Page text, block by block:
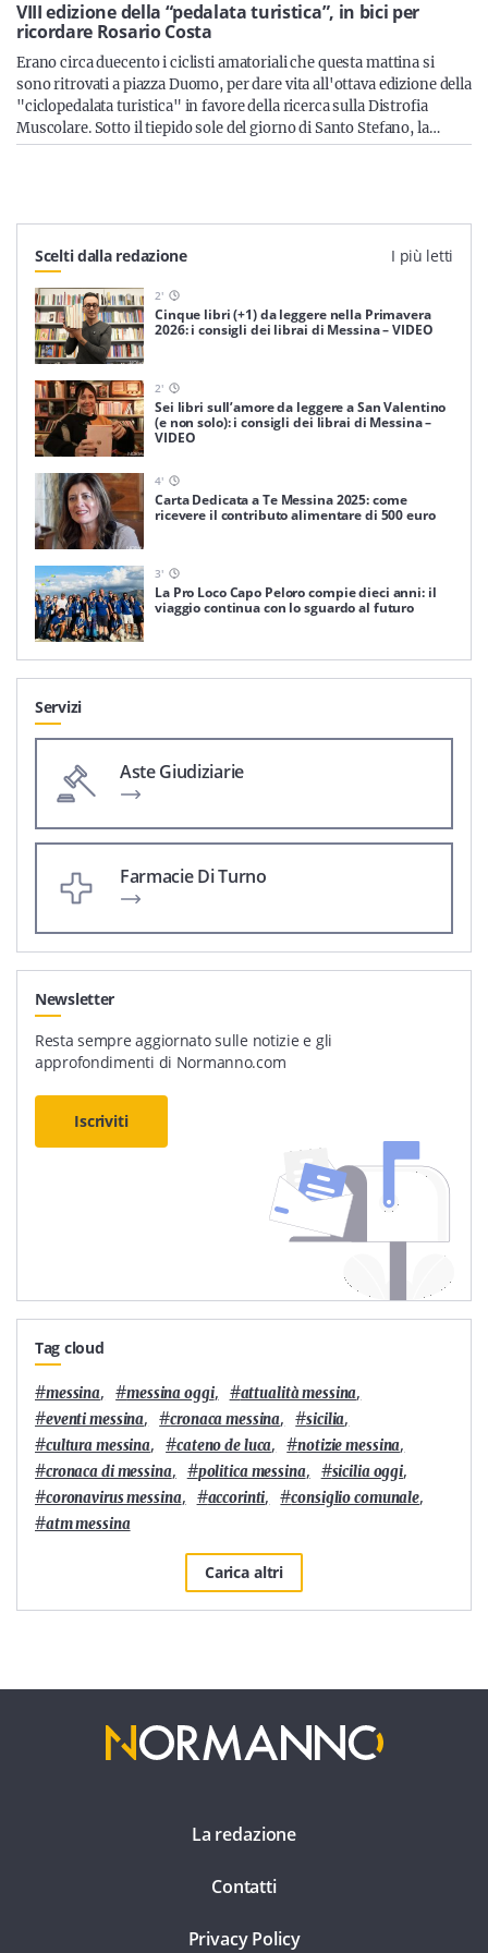
Servizi
nostra newsletter
Iscriviti
VIII edizione della “pedalata turistica”, in bici per
ricordare Rosario Costa
Erano circa duecento i ciclisti amatoriali che questa mattina si
sono ritrovati a piazza Duomo, per dare vita all'ottava edizione della
"ciclopedalata turistica" in favore della ricerca sulla Distrofia
Muscolare. Sotto il tiepido sole del giorno di Santo Stefano, la…
Scelti dalla redazione I più letti
2'
Cinque libri (+1) da leggere nella Primavera
2026: i consigli dei librai di Messina – VIDEO
2'
Sei libri sull’amore da leggere a San Valentino
(e non solo): i consigli dei librai di Messina –
VIDEO
4'
Carta Dedicata a Te Messina 2025: come
ricevere il contributo alimentare di 500 euro
3'
La Pro Loco Capo Peloro compie dieci anni: il
viaggio continua con lo sguardo al futuro
Servizi
Aste Giudiziarie
Farmacie Di Turno
Newsletter
Resta sempre aggiornato sulle notizie e gli
approfondimenti di Normanno.com
Iscriviti
Tag cloud
#messina, #messina oggi, #attualità messina,
#eventi messina, #cronaca messina, #sicilia,
#cultura messina, #cateno de luca, #notizie messina,
#cronaca di messina, #politica messina, #sicilia oggi,
#coronavirus messina, #accorinti, #consiglio comunale,
#atm messina
Carica altri
La redazione
Contatti
Privacy Policy